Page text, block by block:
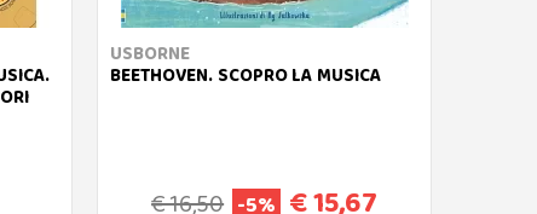
USBORNE
BEETHOVEN. SCOPRO LA MUSICA
€ 16,50 -5% € 15,67